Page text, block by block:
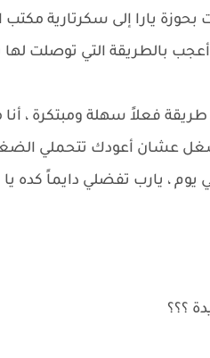
بحوزة يارا إلى سكرتارية
بالطريقة التي توصلت لها
طريقة فعلاً سهلة ومبتكرة ،
عشان أعودك تتحملي
يوم ، يارب تفضلي دايماً كده
؟؟؟